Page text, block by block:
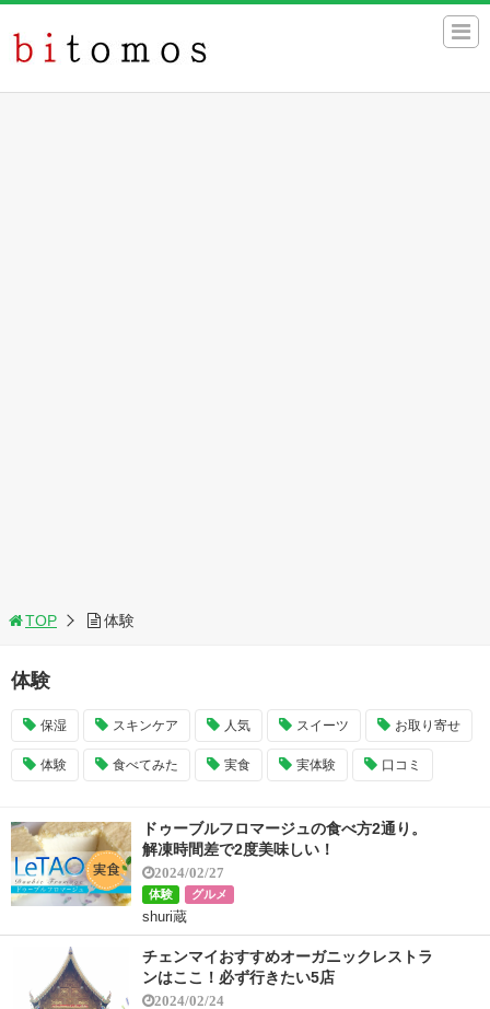
TOP 体験
体験
保湿 スキンケア 人気 スイーツ お取り寄せ
体験 食べてみた 実食 実体験 口コミ
ドゥーブルフロマージュの食べ方2通り。
解凍時間差で2度美味しい！
2024/02/27
体験 グルメ
shuri蔵
チェンマイおすすめオーガニックレストラ
ンはここ！必ず行きたい5店
2024/02/24